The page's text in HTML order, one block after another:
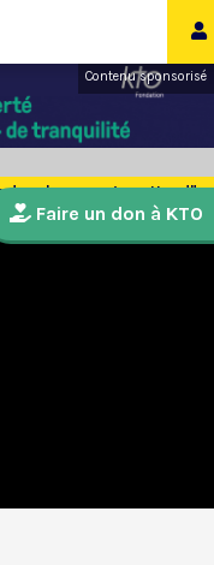
Contenu sponsorisé
des choses qu’on attend"
Faire un don à KTO